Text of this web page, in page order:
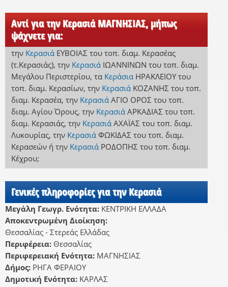
Αντί για την Κερασιά ΜΑΓΝΗΣΙΑΣ, μήπως
ψάχνετε για:
την Κερασιά ΕΥΒΟΙΑΣ του τοπ. διαμ. Κερασέας
(τ.Κερασιάς), την Κερασιά ΙΩΑΝΝΙΝΩΝ του τοπ. διαμ.
Μεγάλου Περιστερίου, τα Κεράσια ΗΡΑΚΛΕΙΟΥ του
τοπ. διαμ. Κερασίων, την Κερασιά ΚΟΖΑΝΗΣ του τοπ.
διαμ. Κερασέα, την Κερασιά ΑΓΙΟ ΟΡΟΣ του τοπ.
διαμ. Αγίου Όρους, την Κερασιά ΑΡΚΑΔΙΑΣ του τοπ.
διαμ. Κερασιάς, την Κερασιά ΑΧΑΪΑΣ του τοπ. διαμ.
Λυκουρίας, την Κερασιά ΦΩΚΙΔΑΣ του τοπ. διαμ.
Κερασεώνή την Κερασιά ΡΟΔΟΠΗΣ του τοπ. διαμ.
Κέχρου;
Γενικές πληροφορίες για την Κερασιά
Μεγάλη Γεωγρ. Ενότητα: ΚΕΝΤΡΙΚΗ ΕΛΛΑΔΑ
Αποκεντρωμένη Διοίκηση:
Θεσσαλίας - Στερεάς Ελλάδας
Περιφέρεια: Θεσσαλίας
Περιφερειακή Ενότητα: ΜΑΓΝΗΣΙΑΣ
Δήμος: ΡΗΓΑ ΦΕΡΑΙΟΥ
Δημοτική Ενότητα: ΚΑΡΛΑΣ